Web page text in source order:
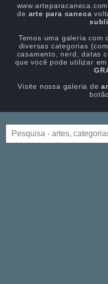
de arte para caneca
Temos uma galeria com
diversas categorias
casamento, nerd, datas
que você pode utilizar
Visite nossa galeria de